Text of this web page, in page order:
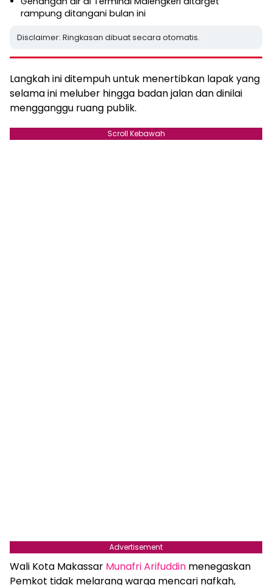
rampung ditangani bulan ini
Disclaimer: Ringkasan dibuat secara otomatis.
Langkah ini ditempuh untuk menertibkan lapak yang
selama ini meluber hingga badan jalan dan dinilai
mengganggu ruang publik.
Scroll Kebawah
Advertisement
Wali Kota Makassar Munafri Arifuddin menegaskan
Pemkot tidak melarang warga mencari nafkah,